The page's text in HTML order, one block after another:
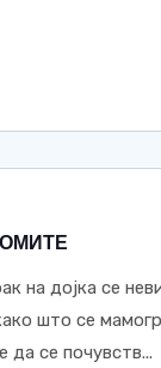
на дојка се
што се
се почувств...